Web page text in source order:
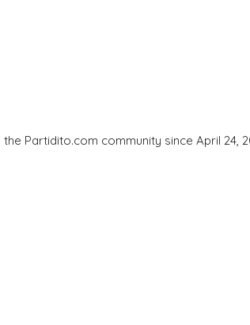
Partidito.com community since April 24,